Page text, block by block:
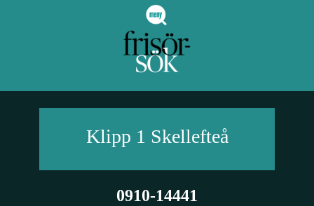
Klipp 1 Skellefteå
0910-14441